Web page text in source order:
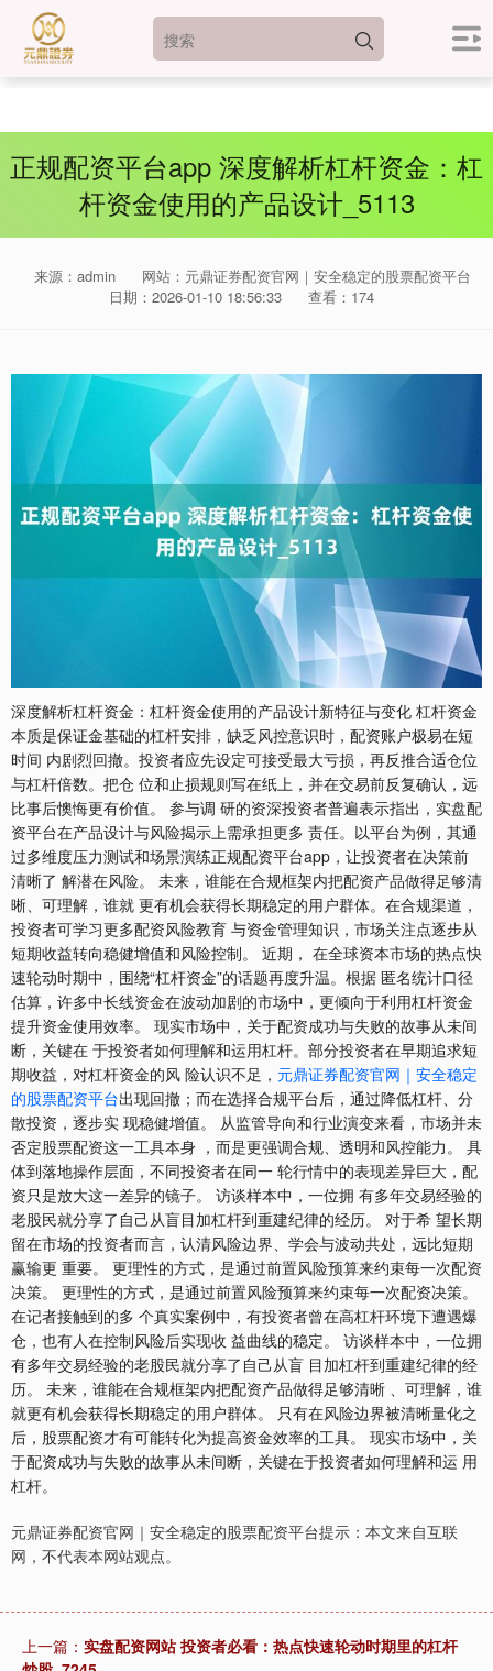
正规配资平台app 深度解析杠杆资金：杠
杆资金使用的产品设计_5113
来源：admin
网站：元鼎证券配资官网｜安全稳定的股票配资平台
日期：2026-01-10 18:56:33
查看：174
深度解析杠杆资金：杠杆资金使用的产品设计新特征与变化 杠杆资金
本质是保证金基础的杠杆安排，缺乏风控意识时，配资账户极易在短
时间 内剧烈回撤。投资者应先设定可接受最大亏损，再反推合适仓位
与杠杆倍数。把仓 位和止损规则写在纸上，并在交易前反复确认，远
比事后懊悔更有价值。 参与调 研的资深投资者普遍表示指出，实盘配
资平台在产品设计与风险揭示上需承担更多 责任。以平台为例，其通
过多维度压力测试和场景演练正规配资平台app，让投资者在决策前
清晰了 解潜在风险。 未来，谁能在合规框架内把配资产品做得足够清
晰、可理解，谁就 更有机会获得长期稳定的用户群体。在合规渠道，
投资者可学习更多配资风险教育 与资金管理知识，市场关注点逐步从
短期收益转向稳健增值和风险控制。 近期， 在全球资本市场的热点快
速轮动时期中，围绕“杠杆资金”的话题再度升温。根据 匿名统计口径
估算，许多中长线资金在波动加剧的市场中，更倾向于利用杠杆资金
提升资金使用效率。 现实市场中，关于配资成功与失败的故事从未间
断，关键在 于投资者如何理解和运用杠杆。部分投资者在早期追求短
期收益，对杠杆资金的风 险认识不足， 元鼎证券配资官网｜安全稳定
的股票配资平台出现回撤；而在选择合规平台后，通过降低杠杆、分
散投资，逐步实 现稳健增值。 从监管导向和行业演变来看，市场并未
否定股票配资这一工具本身 ，而是更强调合规、透明和风控能力。 具
体到落地操作层面，不同投资者在同一 轮行情中的表现差异巨大，配
资只是放大这一差异的镜子。 访谈样本中，一位拥 有多年交易经验的
老股民就分享了自己从盲目加杠杆到重建纪律的经历。 对于希 望长期
留在市场的投资者而言，认清风险边界、学会与波动共处，远比短期
赢输更 重要。 更理性的方式，是通过前置风险预算来约束每一次配资
决策。 更理性的方式，是通过前置风险预算来约束每一次配资决策。
在记者接触到的多 个真实案例中，有投资者曾在高杠杆环境下遭遇爆
仓，也有人在控制风险后实现收 益曲线的稳定。 访谈样本中，一位拥
有多年交易经验的老股民就分享了自己从盲 目加杠杆到重建纪律的经
历。 未来，谁能在合规框架内把配资产品做得足够清晰 、可理解，谁
就更有机会获得长期稳定的用户群体。 只有在风险边界被清晰量化之
后，股票配资才有可能转化为提高资金效率的工具。 现实市场中，关
于配资成功与失败的故事从未间断，关键在于投资者如何理解和运 用
杠杆。
元鼎证券配资官网｜安全稳定的股票配资平台提示：本文来自互联
网，不代表本网站观点。
上一篇： 实盘配资网站 投资者必看：热点快速轮动时期里的杠杆